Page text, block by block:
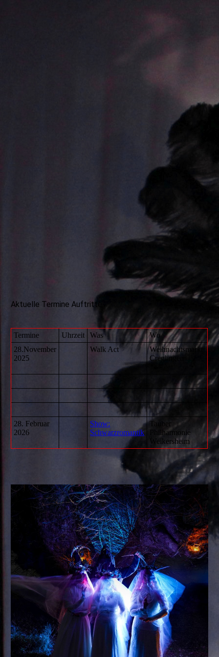
Aktuelle Termine Auftritte
Termine Uhrzeit Was
Wo
28.November
2025
Walk Act
Weihnachtsmarkt
Creglingen
28. Februar
2026
Show:
Schwarzromantik
Tauber
Philharmonie
Weikersheim